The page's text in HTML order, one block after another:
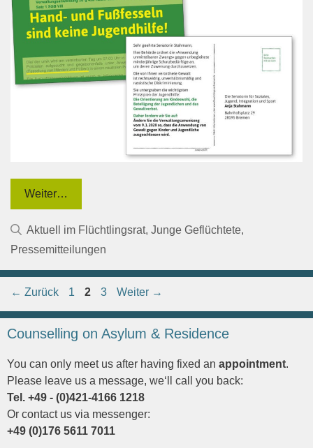
Weiter…
Kategorien
Aktuell im Flüchtlingsrat, Junge Geflüchtete,
Pressemitteilungen
← Zurück Seite
1 Seite
2 Seite
3 Weiter →
Counselling on Asylum & Residence
You can only meet us after having fixed an appointment.
Please leave us a message, we‘ll call you back:
Tel. +49 - (0)421-4166 1218
Or contact us via messenger:
+49 (0)176 5611 7011